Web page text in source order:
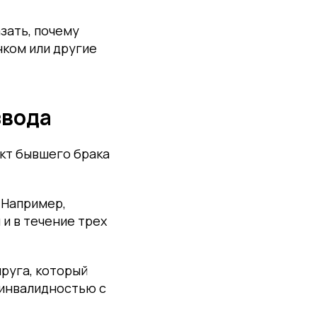
почему
или другие
бывшего брака
в течение трех
который
с